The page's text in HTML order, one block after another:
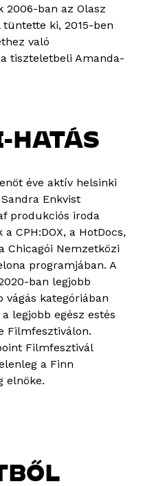
2006-ban az Olasz
ki, 2015-ben
való
tiszteletbeli Amanda-
HATÁS
éve aktív helsinki
Enkvist
produkciós iroda
CPH:DOX, a HotDocs,
Chicagói Nemzetközi
programjában. A
ban legjobb
kategóriában
legjobb egész estés
Filmfesztiválon.
Filmfesztivál
a Finn
elnöke.